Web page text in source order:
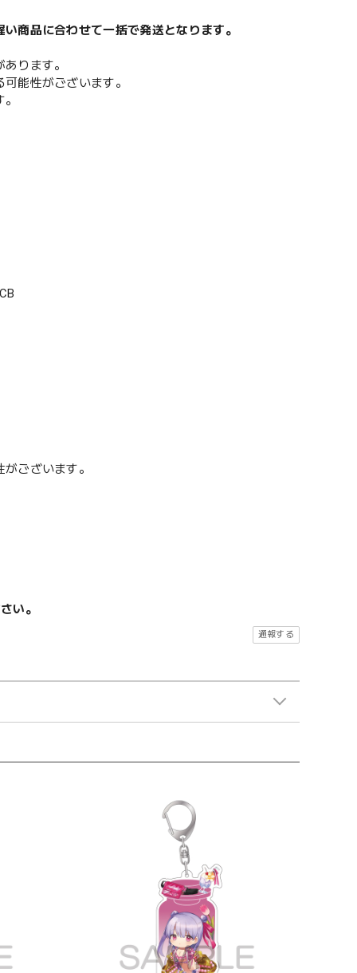
商品に合わせて一括で発送となります。
ります。
能性がございます。
ございます。
い。
通報する